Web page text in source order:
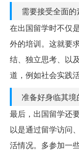
需要接受全面
在出国留学时不仅
外的培训。这就要
结、独立思考、以
道，例如社会实践
准备好身临其
最后，出国留学还
以是通过留学访问
活情况。多参加一